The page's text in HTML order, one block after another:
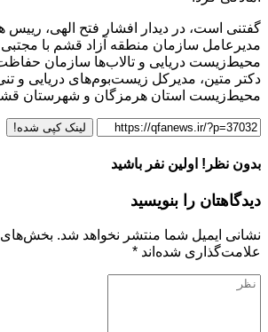
گفتنی است، در دیدار افشار فتح الهی، رییس
مدیرعامل سازمان منطقه آزاد قشم با
محیط‌زیست دریایی و تالاب‌ها سازمان
دکتر متین، مدیرکل زیست‌بوم‌های دریایی و
محیط‌زیست استان هرمزگان و شهرستان
لینک کپی شده!
بدون نظر! اولین نفر باشید
دیدگاهتان را بنویسید
نشانی ایمیل شما منتشر نخواهد شد. بخش‌های
علامت‌گذاری شده‌اند *